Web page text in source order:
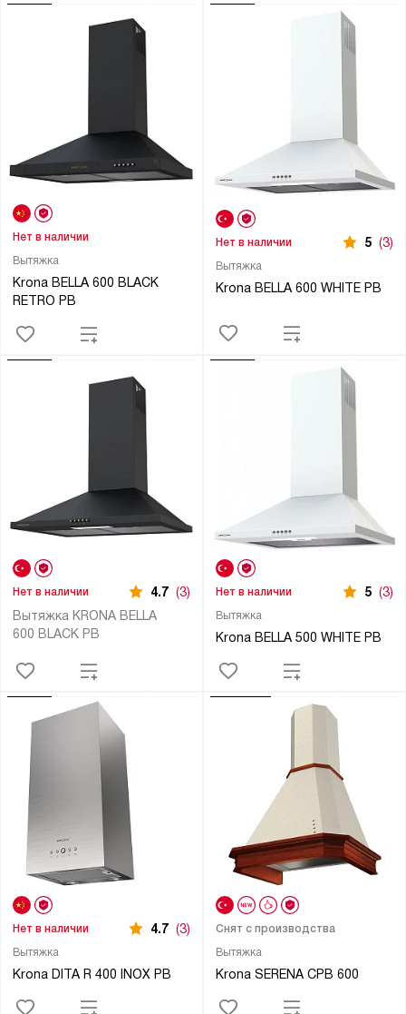
Вытяжка
Krona BELLA 600 BLACK
RETRO PB
Нет в наличии
Вытяжка
Krona BELLA 600 WHITE PB
Нет в наличии 5 (3)
Вытяжка KRONA BELLA
600 BLACK PB
Нет в наличии 4.7 (3)
Вытяжка
Krona BELLA 500 WHITE PB
Нет в наличии 5 (3)
Вытяжка
Krona DITA R 400 INOX PB
Нет в наличии 4.7 (3)
Вытяжка
Krona SERENA CPB 600
Снят с производства